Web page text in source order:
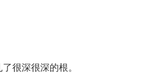
很深很深的根。